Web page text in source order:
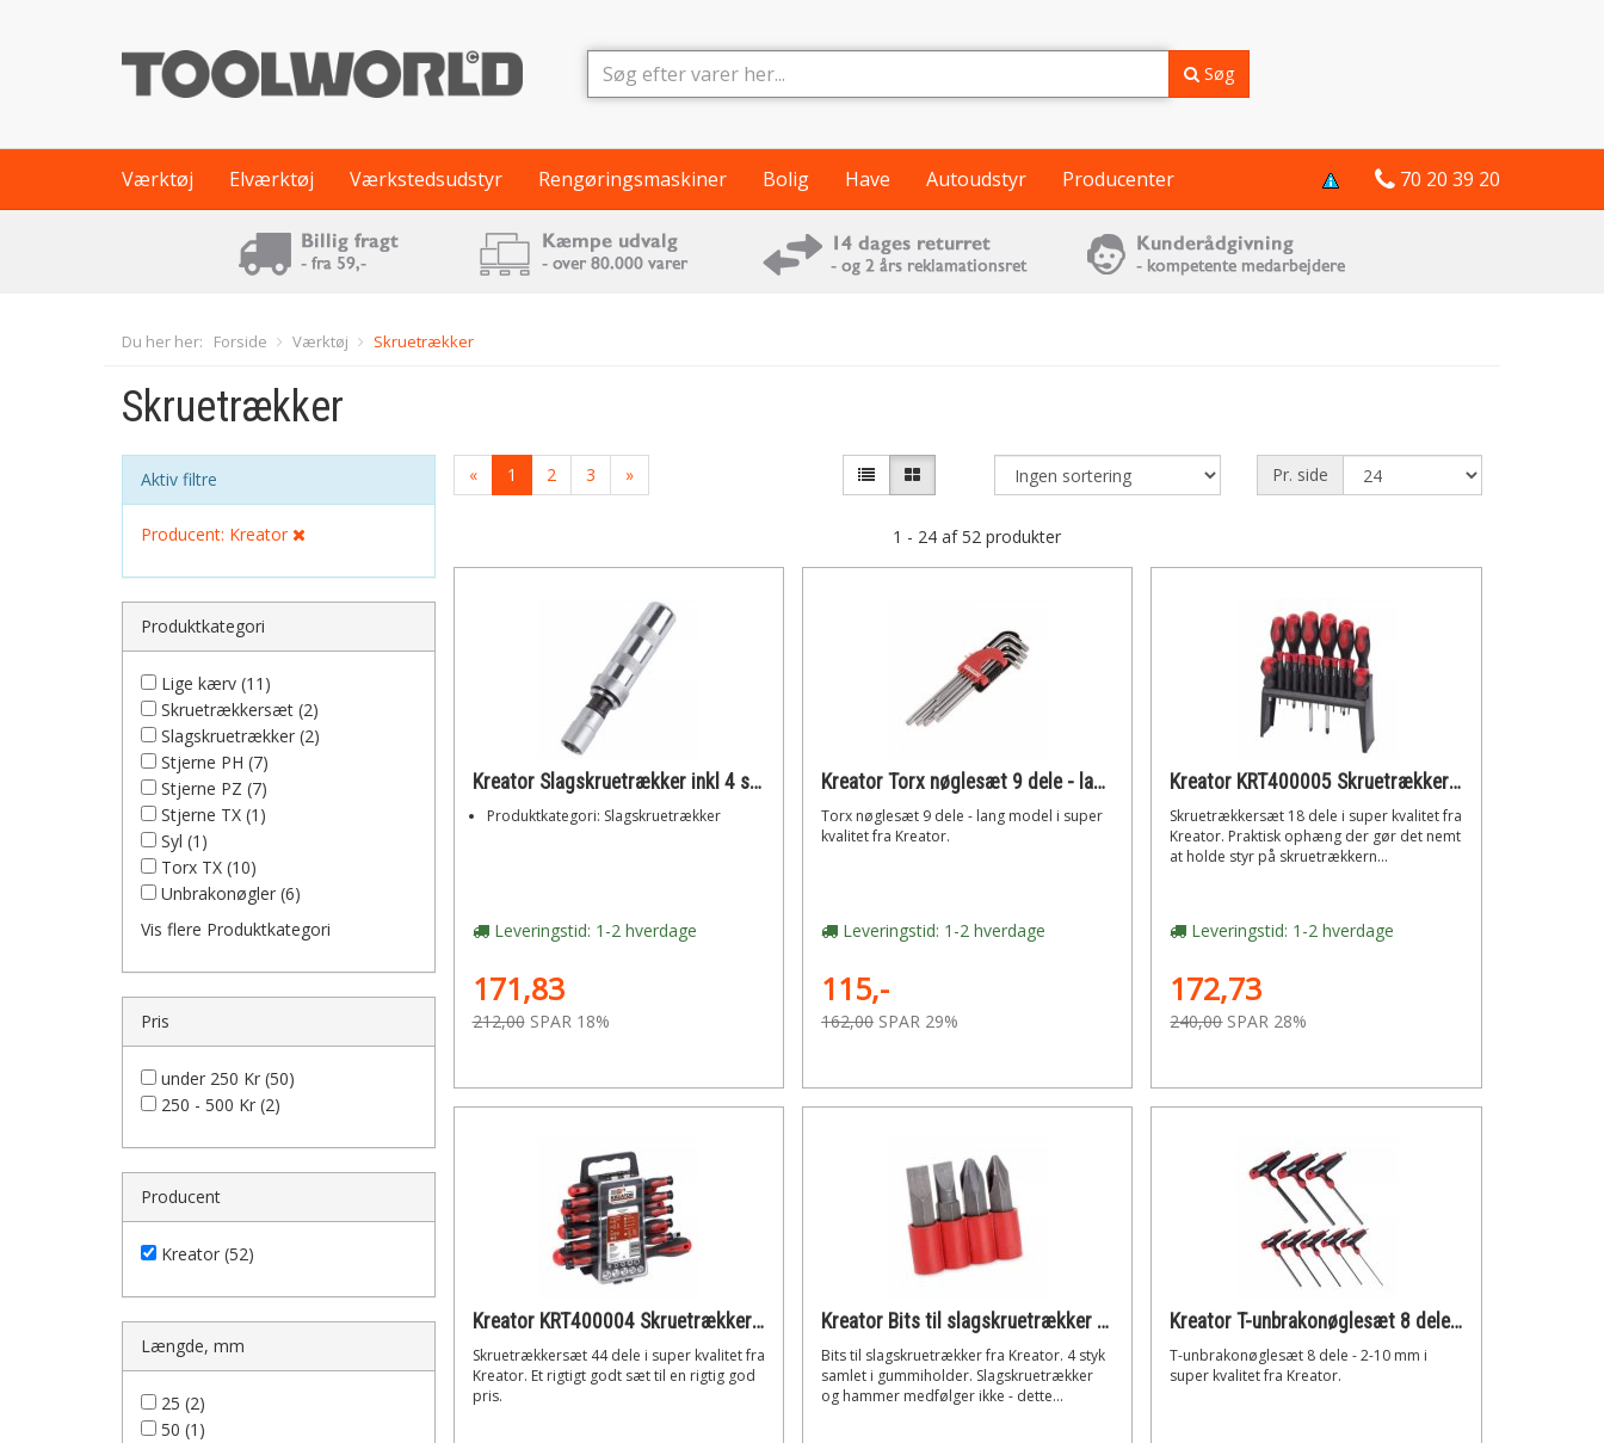
Søg
Værktøj Elværktøj Værkstedsudstyr Rengøringsmaskiner Bolig Have Autoudstyr Producenter 70 20 39 20
Du her her: Forside Værktøj Skruetrækker
Skruetrækker
Aktiv filtre
Producent: Kreator
Produktkategori
Lige kærv (11)
Skruetrækkersæt (2)
Slagskruetrækker (2)
Stjerne PH (7)
Stjerne PZ (7)
Stjerne TX (1)
Syl (1)
Torx TX (10)
Unbrakonøgler (6)
Vis flere Produktkategori
Pris
under 250 Kr (50)
250 - 500 Kr (2)
Producent
Kreator (52)
Længde, mm
25 (2)
50 (1)
« 1 2 3 » Pr. side
1 - 24 af 52 produkter
Kreator Slagskruetrækker inkl 4 stk. bits
Produktkategori: Slagskruetrækker
Leveringstid: 1-2 hverdage
171,83
212,00 SPAR 18%
Kreator Torx nøglesæt 9 dele - lang model
Torx nøglesæt 9 dele - lang model i super
kvalitet fra Kreator.
Leveringstid: 1-2 hverdage
115,-
162,00 SPAR 29%
Kreator KRT400005 Skruetrækkersæt 18 dele
Skruetrækkersæt 18 dele i super kvalitet fra
Kreator. Praktisk ophæng der gør det nemt
at holde styr på skruetrækkern...
Leveringstid: 1-2 hverdage
172,73
240,00 SPAR 28%
Kreator KRT400004 Skruetrækkersæt 44 dele
Skruetrækkersæt 44 dele i super kvalitet fra
Kreator. Et rigtigt godt sæt til en rigtig god
pris.
Kreator Bits til slagskruetrækker 4 stk.
Bits til slagskruetrækker fra Kreator. 4 styk
samlet i gummiholder. Slagskruetrækker
og hammer medfølger ikke - dette...
Kreator T-unbrakonøglesæt 8 dele - 2-10mm
T-unbrakonøglesæt 8 dele - 2-10 mm i
super kvalitet fra Kreator.